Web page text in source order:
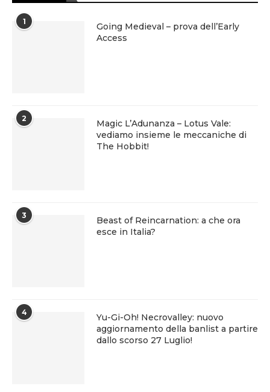
1
Going Medieval – prova dell’Early
Access
2
Magic L’Adunanza – Lotus Vale:
vediamo insieme le meccaniche di
The Hobbit!
3
Beast of Reincarnation: a che ora
esce in Italia?
4
Yu-Gi-Oh! Necrovalley: nuovo
aggiornamento della banlist a partire
dallo scorso 27 Luglio!